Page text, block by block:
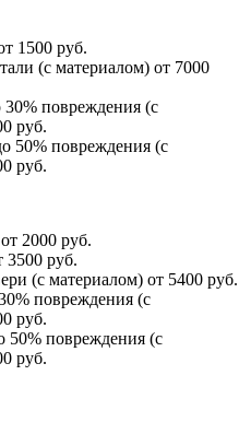
1500 руб.
(с материалом) от 7000
повреждения (с
руб.
50% повреждения (с
руб.
2000 руб.
3500 руб.
(с материалом) от 5400 руб.
повреждения (с
руб.
50% повреждения (с
руб.